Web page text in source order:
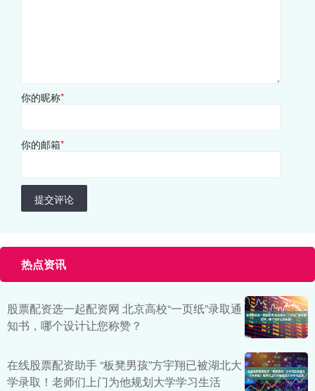
你的昵称*
你的邮箱*
提交评论
热点资讯
股票配资选一起配资网 北京高校“一页纸”录取通
知书，哪个设计让您称赞？
在线股票配资助手 “板凳男孩”方宇翔已被湖北大
学录取！老师们上门为他规划大学学习生活